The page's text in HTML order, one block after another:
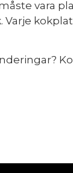
vara
Varje